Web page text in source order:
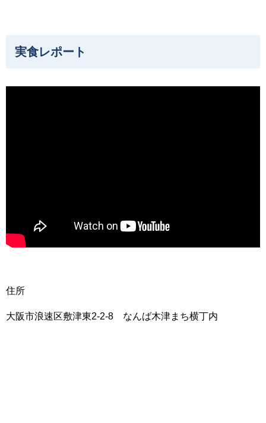
実食レポート
住所
大阪市浪速区敷津東2-2-8 なんば木津まち横丁内